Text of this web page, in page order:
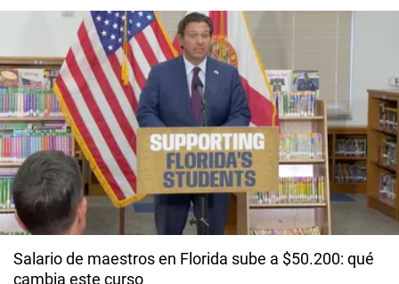
Salario de maestros en Florida sube a $50.200: qué
cambia este curso